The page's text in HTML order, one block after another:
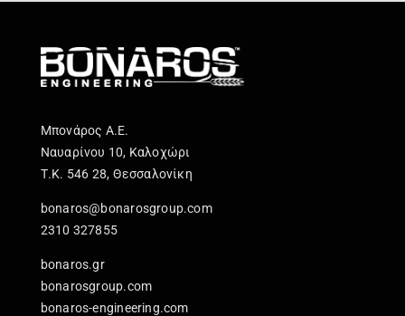
Μπονάρος Α.Ε.
Ναυαρίνου 10, Καλοχώρι
Τ.Κ. 546 28, Θεσσαλονίκη
bonaros@bonarosgroup.com
2310 327855
bonaros.gr
bonarosgroup.com
bonaros-engineering.com